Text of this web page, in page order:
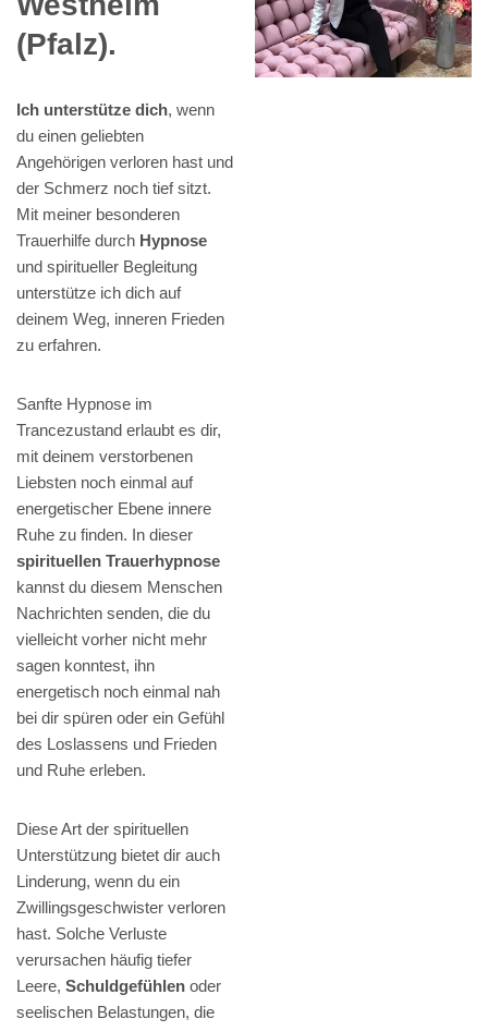
(Pfalz).
Ich unterstütze dich, wenn
du einen geliebten
Angehörigen verloren hast und
der Schmerz noch tief sitzt.
Mit meiner besonderen
Trauerhilfe durch Hypnose
und spiritueller Begleitung
unterstütze ich dich auf
deinem Weg, inneren Frieden
zu erfahren.
Sanfte Hypnose im
Trancezustand erlaubt es dir,
mit deinem verstorbenen
Liebsten noch einmal auf
energetischer Ebene innere
Ruhe zu finden. In dieser
spirituellen Trauerhypnose
kannst du diesem Menschen
Nachrichten senden, die du
vielleicht vorher nicht mehr
sagen konntest, ihn
energetisch noch einmal nah
bei dir spüren oder ein Gefühl
des Loslassens und Frieden
und Ruhe erleben.
Diese Art der spirituellen
Unterstützung bietet dir auch
Linderung, wenn du ein
Zwillingsgeschwister verloren
hast. Solche Verluste
verursachen häufig tiefer
Leere, Schuldgefühlen oder
seelischen Belastungen, die